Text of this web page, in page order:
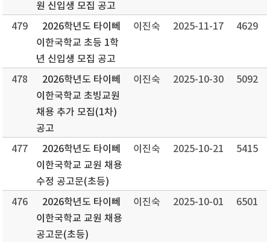
원 신입생 모집 공고
479
2026학년도 타이뻬
이한국학교 초등 1학
년 신입생 모집 공고
이진숙 2025-11-17 4629
478
2026학년도 타이뻬
이한국학교 초빙교원
채용 추가 모집(1차)
공고
이진숙 2025-10-30 5092
477
2026학년도 타이뻬
이한국학교 교원 채용
수정 공고문(초등)
이진숙 2025-10-21 5415
476
2026학년도 타이뻬
이한국학교 교원 채용
공고문(초등)
이진숙 2025-10-01 6501